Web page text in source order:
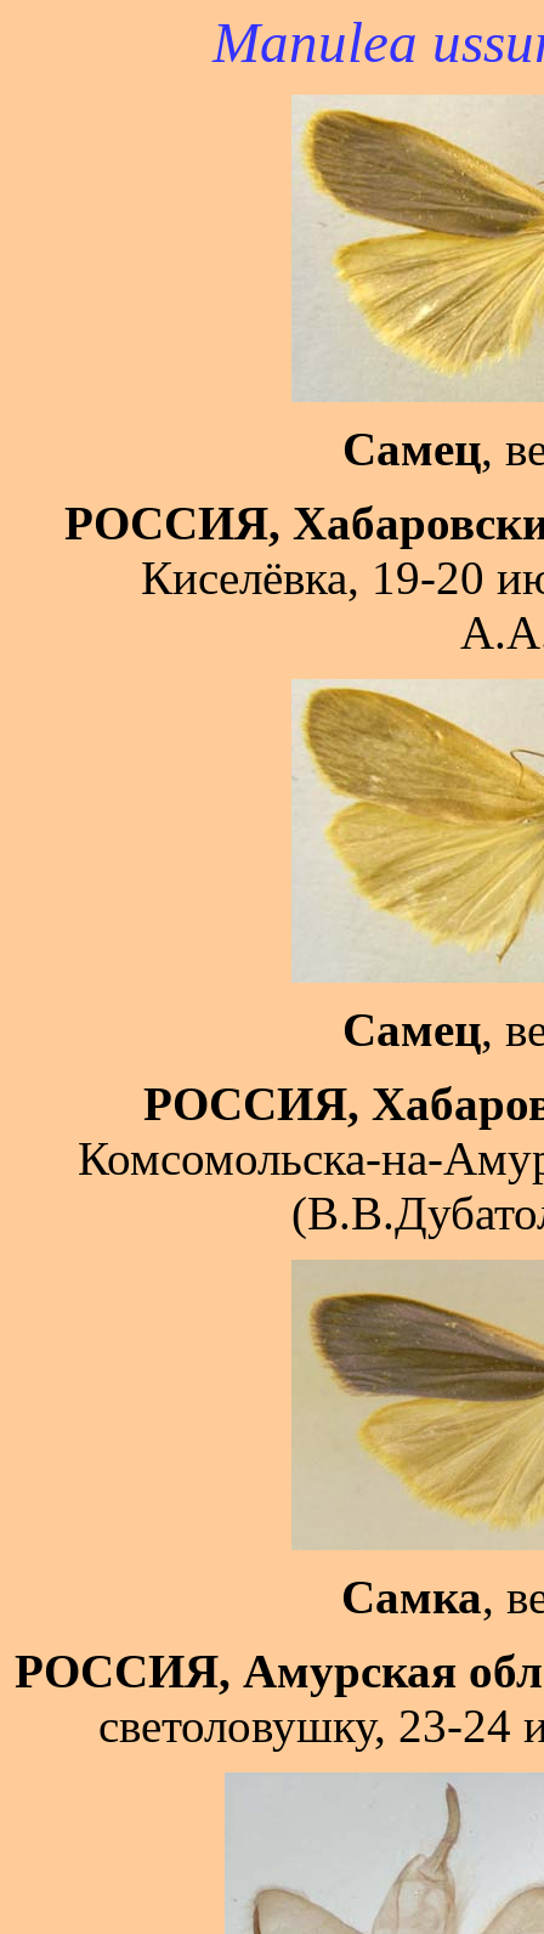
Manulea
Самец,
РОССИЯ,
Киселёвка, 19-20
Самец,
РОССИЯ,
Комсомольска-на-
Самка,
РОССИЯ, Амурская
светоловушку, 23-